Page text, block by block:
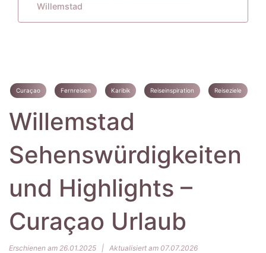
Willemstad
Curaçao Fernreisen Karibik Reiseinspiration Reiseziele
Willemstad
Sehenswürdigkeiten
und Highlights –
Curaçao Urlaub
Erschienen am 26.01.2025 | Aktualisiert am 07.07.2026